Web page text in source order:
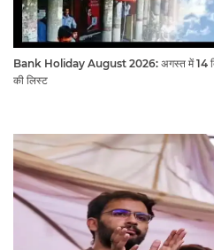
Bank Holiday August 2026: अगस्त में 14
की लिस्ट​​​​​​​